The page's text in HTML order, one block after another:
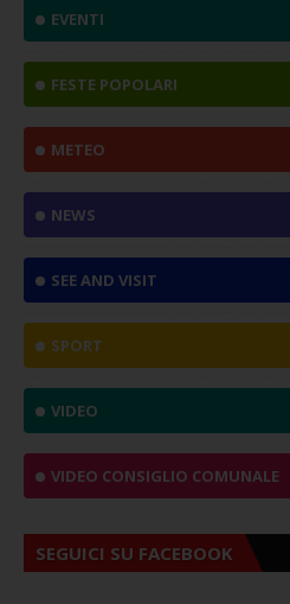
EVENTI
FESTE POPOLARI
METEO
NEWS
SEE AND VISIT
SPORT
VIDEO
VIDEO CONSIGLIO COMUNALE
SEGUICI SU FACEBOOK